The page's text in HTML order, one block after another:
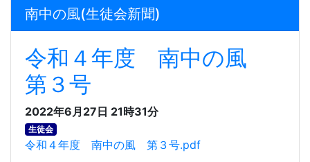
南中の風(生徒会新聞)
令和４年度 南中の風
第３号
2022年6月27日 21時31分
生徒会
令和４年度 南中の風 第３号.pdf